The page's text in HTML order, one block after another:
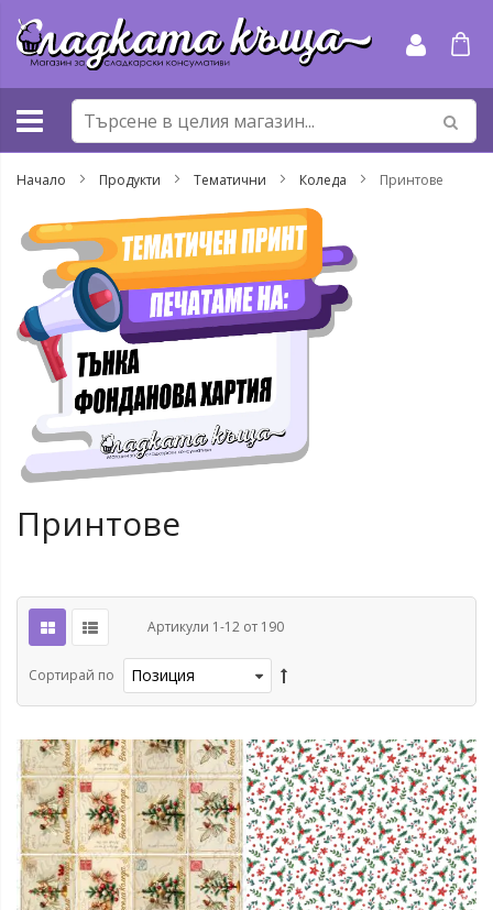
към
съдържанието
Начало Продукти Тематични Коледа Принтове
Принтове
Артикули 1-12 от 190
Сортирай по